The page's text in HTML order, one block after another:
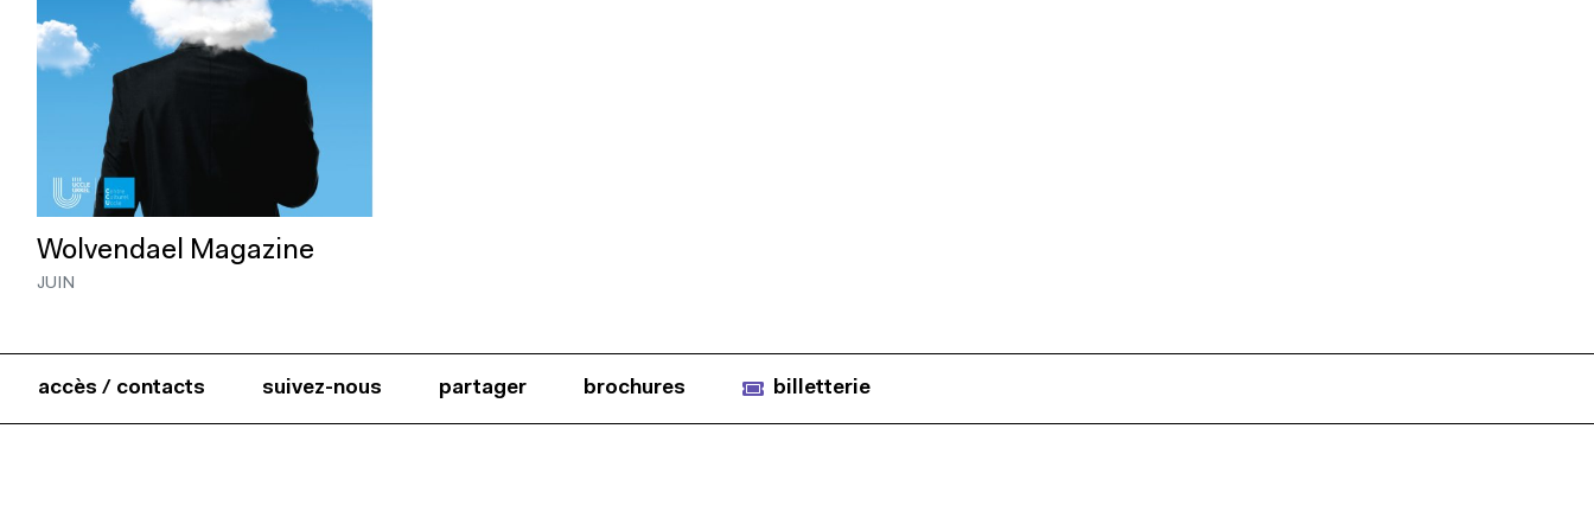
Wolvendael Magazine
JUIN
accès / contacts suivez-nous partager brochures billetterie